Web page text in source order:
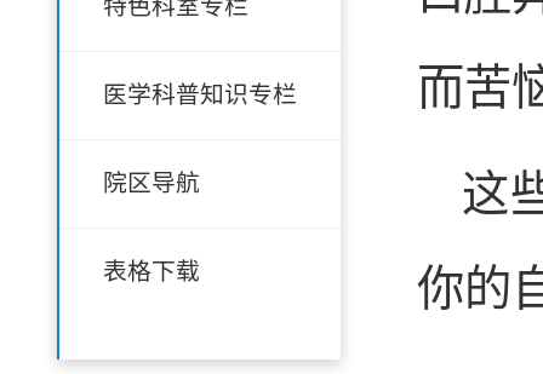
特色科室专栏
医学科普知识专栏
院区导航
表格下载
而苦
这
你的